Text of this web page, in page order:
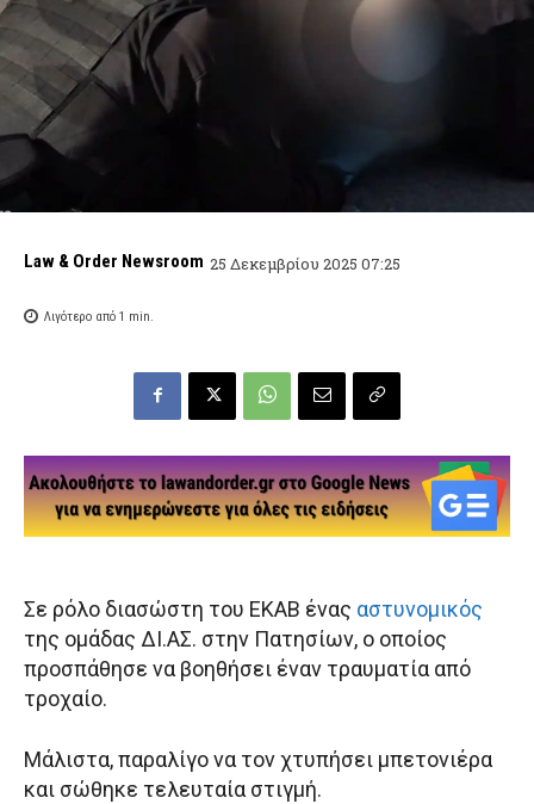
Law & Order Newsroom 25 Δεκεμβρίου 2025 07:25
Λιγότερο από 1 min.
Σε ρόλο διασώστη του ΕΚΑΒ ένας αστυνομικός
της ομάδας ΔΙ.ΑΣ. στην Πατησίων, ο οποίος
προσπάθησε να βοηθήσει έναν τραυματία από
τροχαίο.
Μάλιστα, παραλίγο να τον χτυπήσει μπετονιέρα
και σώθηκε τελευταία στιγμή.